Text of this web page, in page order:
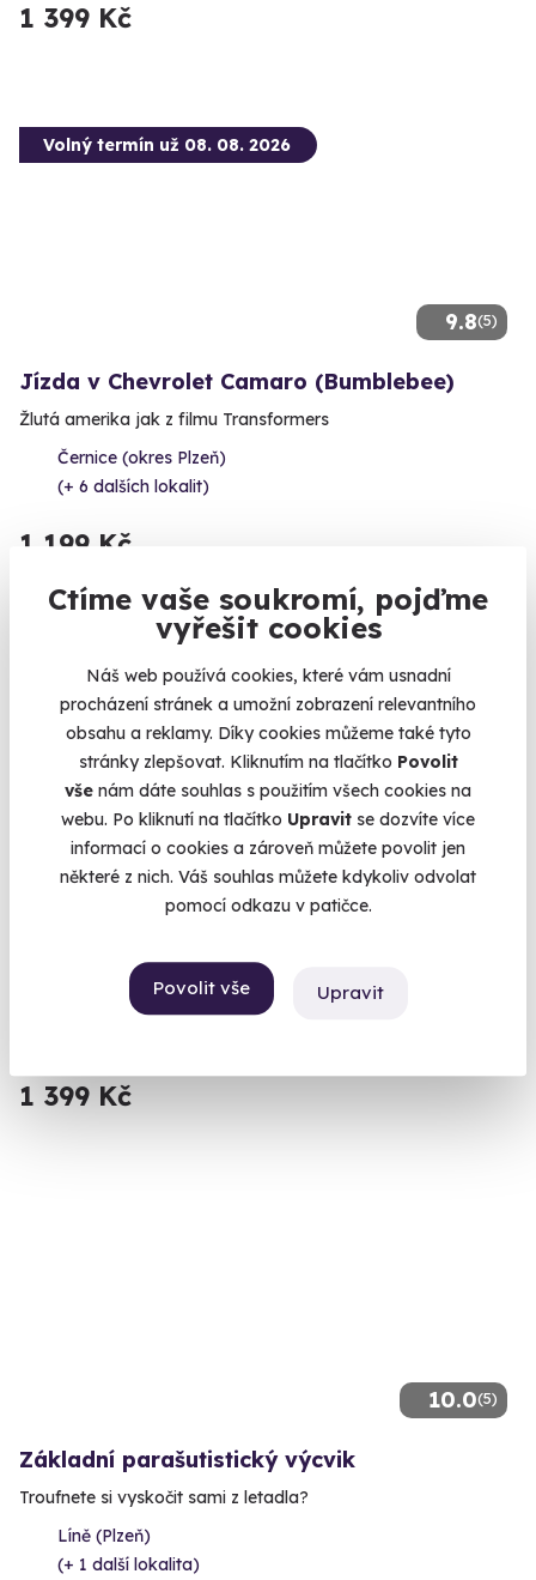
Ctíme vaše soukromí, pojďme
vyřešit cookies
Náš web používá cookies, které vám usnadní
procházení stránek a umožní zobrazení relevantního
obsahu a reklamy. Díky cookies můžeme také tyto
stránky zlepšovat. Kliknutím na tlačítko Povolit
vše nám dáte souhlas s použitím všech cookies na
webu. Po kliknutí na tlačítko Upravit se dozvíte více
informací o cookies a zároveň můžete povolit jen
některé z nich. Váš souhlas můžete kdykoliv odvolat
pomocí odkazu v patičce.
Povolit vše Upravit
1 399 Kč
9.8(5)
Volný termín už 08. 08. 2026
Jízda v Chevrolet Camaro (Bumblebee)
Žlutá amerika jak z filmu Transformers
Černice (okres Plzeň)
(+ 6 dalších lokalit)
1 199 Kč
9.6
Volný termín už 08. 08. 2026
Jízda ve Fordu Mustang GT 5.0 Shelby
Svítivě zelený americký muscle car jen pro vás
Černice (okres Plzeň)
1 399 Kč
10.0(5)
Základní parašutistický výcvik
Troufnete si vyskočit sami z letadla?
Líně (Plzeň)
(+ 1 další lokalita)